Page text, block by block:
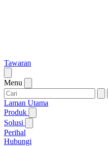
Tawaran
Menu
Laman Utama
Produk
Solusi
Perihal
Hubungi